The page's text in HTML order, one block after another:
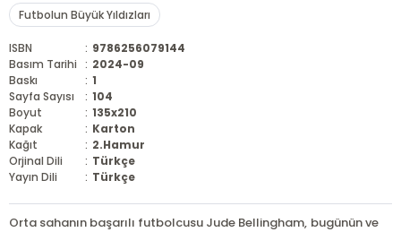
Futbolun Büyük Yıldızları
ISBN : 9786256079144
Basım Tarihi : 2024-09
Baskı
: 1
Sayfa Sayısı
: 104
Boyut
: 135x210
Kapak
: Karton
Kağıt
: 2.Hamur
Orjinal Dili
: Türkçe
Yayın Dili
: Türkçe
Orta sahanın başarılı futbolcusu Jude Bellingham, bugünün ve